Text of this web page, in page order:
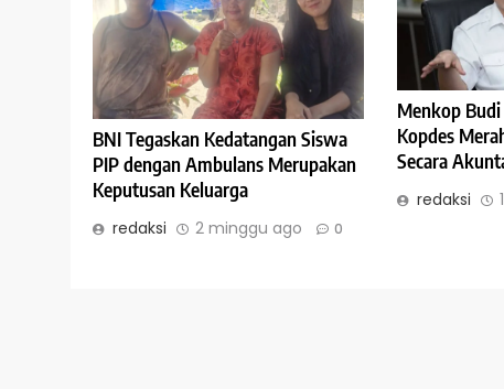
BNI Tegaskan Kedatangan Siswa
PIP dengan Ambulans Merupakan
Keputusan Keluarga
redaksi 2 minggu ago 0
Menkop
Kopdes
Secara
redaksi